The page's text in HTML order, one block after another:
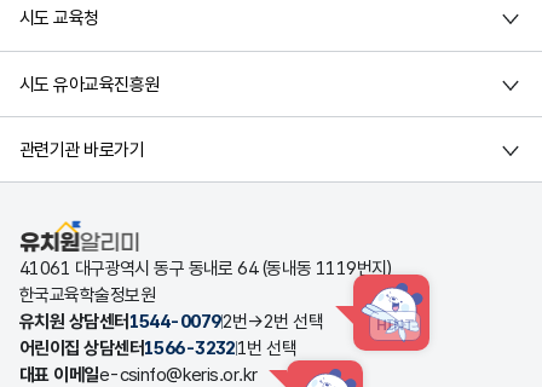
시도 교육청
시도 유아교육진흥원
관련기관 바로가기
유치원알리미
41061 대구광역시 동구 동내로 64 (동내동 1119번지)
한국교육학술정보원
유치원 상담센터 1544-00792번→2번 선택 HINT
어린이집 상담센터1566-32321번 선택
대표 이메일e-csinfo@keris.or.kr